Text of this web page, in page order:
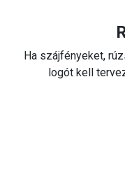
Ha szájfényeket,
logót kell